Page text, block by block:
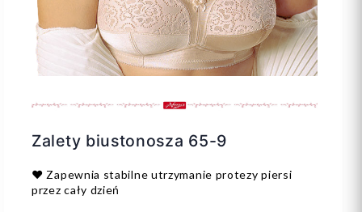
Zalety biustonosza 65-9
❤️ Zapewnia stabilne utrzymanie protezy piersi
przez cały dzień